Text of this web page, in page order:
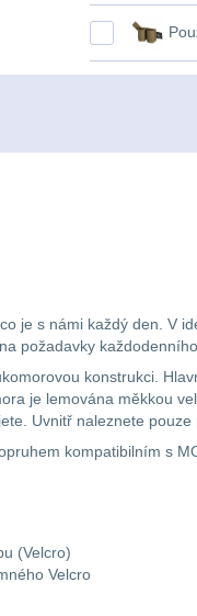
je s námi každý den. V
požadavky
konstrukci.
je lemována měkkou
Uvnitř naleznete pouze
kompatibilním s
(Velcro)
Velcro